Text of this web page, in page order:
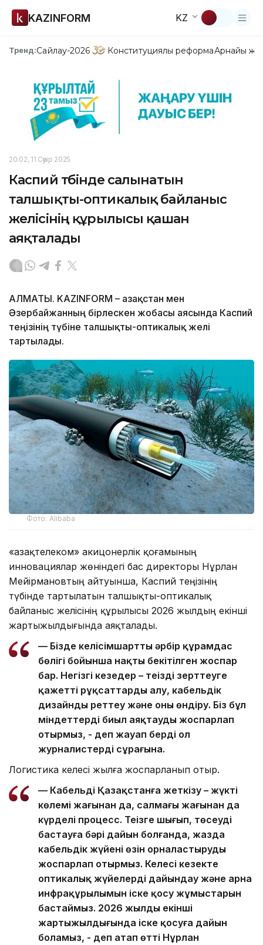
KAZINFORM KZ
Тренд:Сайлау-2026 Конституциялық реформаАрнайы
20:02, 11 Сәуір 2025
Каспий түбінде салынатын
талшықты-оптикалық байланыс
желісінің құрылысы қашан
аяқталады
АЛМАТЫ. KAZINFORM – Қазақстан мен
Әзербайжанның бірлескен жобасы аясында Каспий
теңізінің түбіне талшықты-оптикалық желі
тартылады.
Фото: Alibaba
«Қазақтелеком» акицонерлік қоғамының
инновациялар жөніндегі бас директоры Нұрлан
Мейірмановтың айтуынша, Каспий теңізінің
түбінде тартылатын талшықты-оптикалық
байланыс желісінің құрылысы 2026 жылдың екінші
жартыжылдығында аяқталады.
— Бізде келісімшарттың әрбір құрамдас
бөлігі бойынша нақты бекітілген жоспар
бар. Негізгі кезеңдер – теңізді зерттеуге
қажетті рұқсаттарды алу, кабельдік
дизайнды реттеу және оны өндіру. Біз бұл
міндеттерді биыл аяқтауды жоспарлап
отырмыз, - деп жауап берді ол
журналистердің сұрағына.
Логистика келесі жылға жоспарланып отыр.
— Кабельді Қазақстанға жеткізу – жүктің
көлемі жағынан да, салмағы жағынан да
күрделі процесс. Теңізге шығып, төсеуді
бастауға бәрі дайын болғанда, жазда
кабельдік жүйенің өзін орналастыруды
жоспарлап отырмыз. Келесі кезекте
оптикалық жүйелерді дайындау және арна
инфрақұрылымын іске қосу жұмыстарын
бастаймыз. 2026 жылдың екінші
жартыжылдығында іске қосуға дайын
боламыз, - деп атап өтті Нұрлан